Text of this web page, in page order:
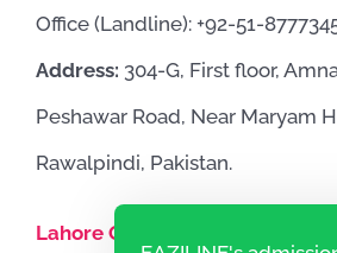
Office (Landline): +92-51-
Address: 304-G, First floor,
Peshawar Road, Near Maryam
Rawalpindi, Pakistan.
Lahore Office (Pakistan):